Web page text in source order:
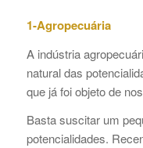
1-Agropecuária
A indústria
natural das
que já foi objeto de
Basta suscitar um
potencialidades.